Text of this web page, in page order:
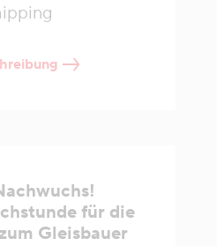
für die
Gleisbauer